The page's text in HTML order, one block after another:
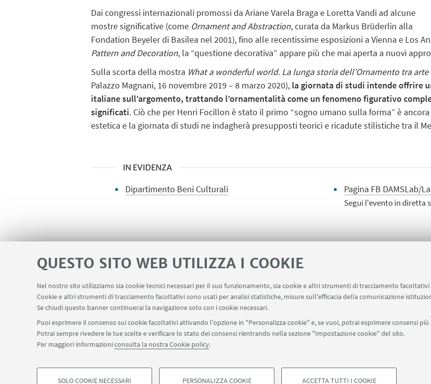
QUESTO SITO WEB UTILIZZA I COOKIE
Nel nostro sito utilizziamo sia cookie tecnici necessari per il suo funzionamento, sia cookie e altri strumenti di tracciamento
Cookie e altri strumenti di tracciamento facoltativi sono usati per analisi statistiche, misure sull'efficacia della comunicazione
Se chiudi questo banner continuerai la navigazione solo con i cookie necessari.
Puoi esprimere il consenso sui cookie facoltativi attivando l'opzione in "Personalizza cookie" e, se vuoi, potrai esprimere consensi
Potrai sempre rivedere le tue scelte e verificare lo stato dei consensi rientrando nella sezione "Impostazione cookie" del sito.
Per maggiori informazioniconsulta la nostra Cookie policy.
SOLO COOKIE NECESSARI PERSONALIZZA COOKIE ACCETTA TUTTI I COOKIE
Dai congressi internazionali promossi da Ariane Varela Braga e Loretta Vandi ad alcune
mostre significative (come Ornament andAbstraction, curata da Markus Brüderlin alla
Fondation Beyeler di Basilea nel2001), fino alle recentissime esposizioni a Vienna e Los
Pattern and Decoration, la “questione decorativa” appare più che mai aperta a nuovi
Sulla scorta della mostra What a wonderful world. La lunga storiadell’Ornamento tra
Palazzo Magnani, 16 novembre 2019 – 8 marzo 2020), la giornata di studi intende offrire
italiane sull’argomento, trattando l’ornamentalità come un fenomeno figurativo
significati. Ciò che per Henri Focillon è stato il primo “sogno umanosulla forma” è
estetica e la giornata di studi ne indagherà presupposti teorici e ricadute stilistiche tra il
IN EVIDENZA
Dipartimento Beni Culturali Pagina FB DAMSLab/
Segui l'evento in diretta
Scarica il pdf [ .pdf 148Kb ]